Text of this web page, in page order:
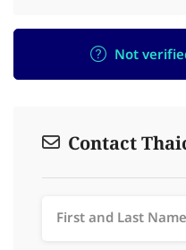
Not
Contact